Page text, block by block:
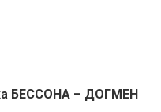
БЕССОНА – ДОГМЕН